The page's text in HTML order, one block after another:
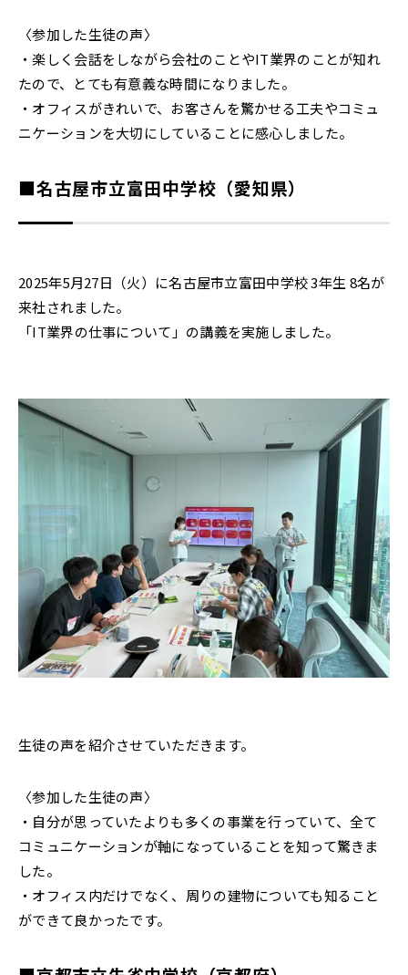
〈参加した生徒の声〉
・楽しく会話をしながら会社のことやIT業界のことが知れ
たので、とても有意義な時間になりました。
・オフィスがきれいで、お客さんを驚かせる工夫やコミュ
ニケーションを大切にしていることに感心しました。
■名古屋市立富田中学校（愛知県）
2025年5月27日（火）に名古屋市立富田中学校 3年生 8名が
来社されました。
「IT業界の仕事について」の講義を実施しました。
生徒の声を紹介させていただきます。
〈参加した生徒の声〉
・自分が思っていたよりも多くの事業を行っていて、全て
コミュニケーションが軸になっていることを知って驚きま
した。
・オフィス内だけでなく、周りの建物についても知ること
ができて良かったです。